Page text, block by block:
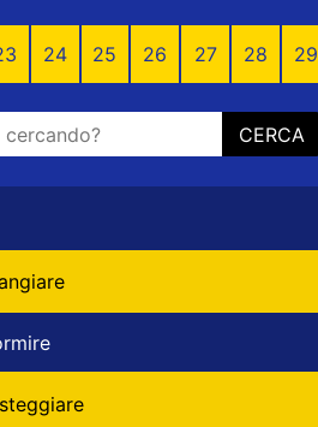
24 25 26 27 28 29
CERCA